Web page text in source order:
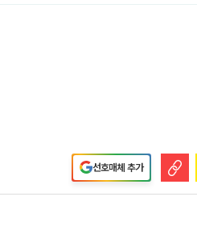
선호매체 추가